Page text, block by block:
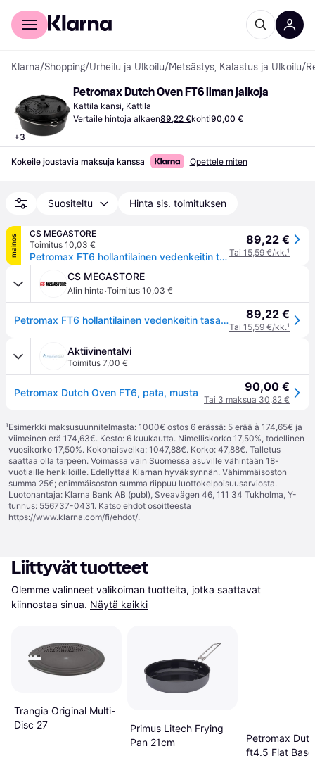
Kuluttajille
Klarna/Shopping/Urheilu ja Ulkoilu/Metsästys, Kalastus ja Ulkoilu/
+3
Petromax Dutch Oven FT6 ilman jalkoja
Kattila kansi, Kattila
Vertaile hintoja alkaen89,22 €kohti90,00 €
Kokeile joustavia maksuja kanssa Opettele miten
Suositeltu Hinta sis. toimituksen
mainos
CS MEGASTORE
Toimitus 10,03 €
Petromax FT6 hollantilainen vedenkeitin tasaisella pohjalla (FT6-T)
89,22 €
Tai 15,59 €/kk.¹
CS MEGASTORE
Alin hinta·Toimitus 10,03 €
Petromax FT6 hollantilainen vedenkeitin tasaisella pohjalla (FT6-T) 89,22 €
Tai 15,59 €/kk.¹
Aktiivinentalvi
Toimitus 7,00 €
Petromax Dutch Oven FT6, pata, musta 90,00 €
Tai 3 maksua 30,82 €
¹Esimerkki maksusuunnitelmasta: 1000€ ostos 6 erässä: 5 erää à 174,65€ ja
viimeinen erä 174,63€. Kesto: 6 kuukautta. Nimelliskorko 17,50%, todellinen
vuosikorko 17,50%. Kokonaisvelka: 1047,88€. Korko: 47,88€. Talletus
saattaa olla tarpeen. Voimassa vain Suomessa asuville vähintään 18-
vuotiaille henkilöille. Edellyttää Klarnan hyväksynnän. Vähimmäisoston
summa 25€; enimmäisoston summa riippuu luottokelpoisuusarviosta.
Luotonantaja: Klarna Bank AB (publ), Sveavägen 46, 111 34 Tukholma, Y-
tunnus: 556737-0431. Katso ehdot osoitteesta
https://www.klarna.com/fi/ehdot/.
Liittyvät tuotteet
Olemme valinneet valikoiman tuotteita, jotka saattavat
kiinnostaa sinua. Näytä kaikki
Trangia Original Multi-
Disc 27
Primus Litech Frying
Pan 21cm
Petromax
ft4.5 Flat Base